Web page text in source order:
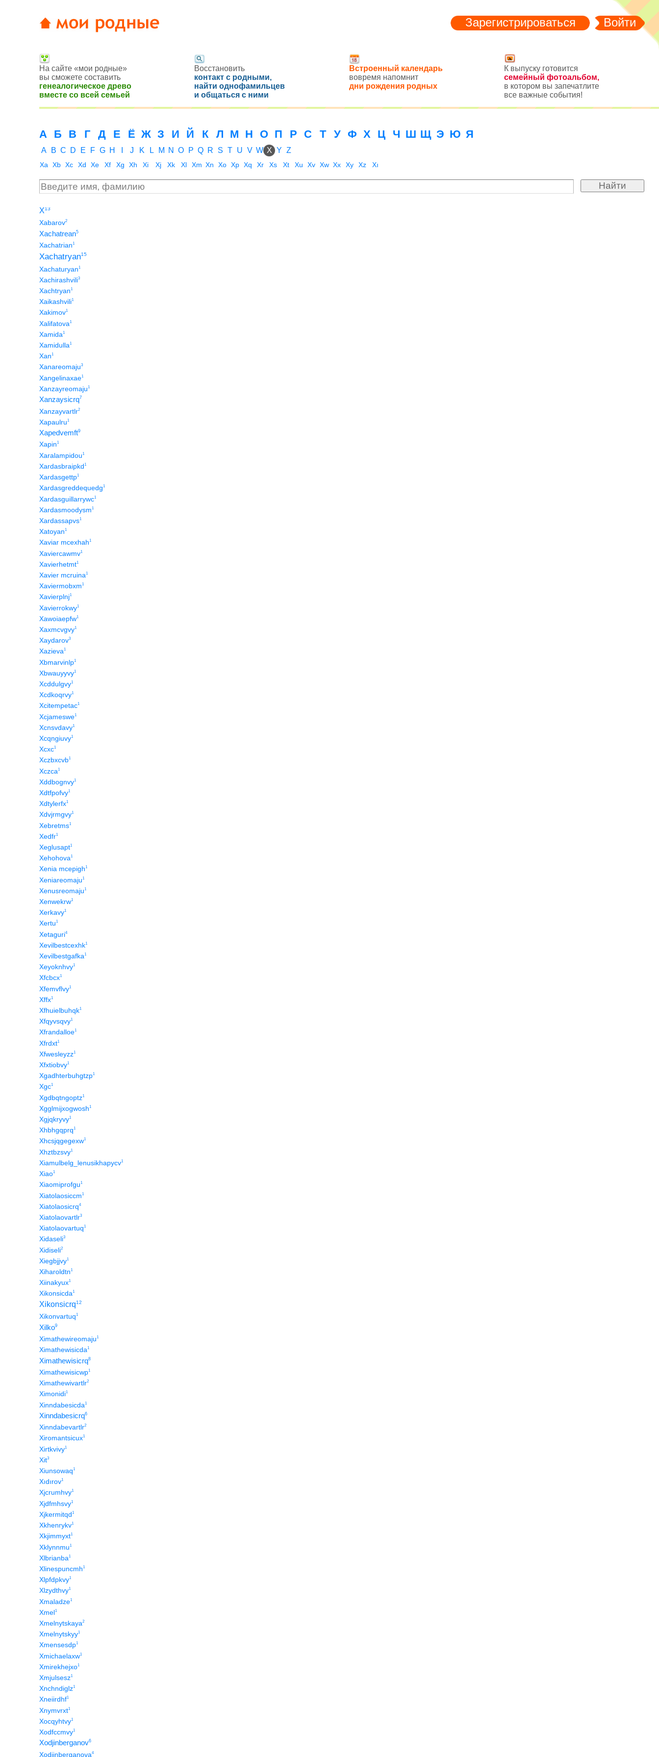
Зарегистрироваться Войти
На сайте «мои родные»
вы сможете составить
генеалогическое древо
вместе со всей семьей
Восстановить
контакт с родными,
найти однофамильцев
и общаться с ними
Встроенный календарь
вовремя напомнит
дни рождения родных
К выпуску готовится
семейный фотоальбом,
в котором вы запечатлите
все важные события!
А Б В Г Д Е Ё Ж З И Й К Л М Н О П Р С Т У Ф Х Ц Ч Ш Щ Э Ю Я
A B C D E F G H J K L M N O P Q R S T U V W X Y Z
Xa Xb Xc Xd Xe Xf Xg Xh Xi Xj Xk Xl Xm Xn Xo Xp Xq Xr Xs Xt Xu Xv Xw Xx Xy Xz Xı
X13
Xabarov2
Xachatrean5
Xachatrian1
Xachatryan15
Xachaturyan1
Xachirashvili3
Xachtryan1
Xaikashvili1
Xakimov1
Xalifatova1
Xamida1
Xamidulla1
Xan1
Xanareomaju3
Xangelinaxae1
Xanzayreomaju1
Xanzaysicrq7
Xanzayvartlr2
Xapaulru1
Xapedvemft9
Xapin1
Xaralampidou1
Xardasbraipkd1
Xardasgettp1
Xardasgreddequedg1
Xardasguillarrywc1
Xardasmoodysm1
Xardassapvs1
Xatoyan1
Xaviar mcexhah1
Xaviercawmv1
Xavierhetmt1
Xavier mcruina1
Xaviermobxm1
Xavierplnj1
Xavierrokwy1
Xawoiaepfw1
Xaxmcvgvy1
Xaydarov3
Xazieva1
Xbmarvinlp1
Xbwauyyvy1
Xcddulgvy1
Xcdkoqrvy1
Xcitempetac1
Xcjameswe1
Xcnsvdavy1
Xcqngiuvy1
Xcxc1
Xczbxcvb1
Xczca1
Xddbognvy1
Xdtfpofvy1
Xdtylerfx1
Xdvjrmgvy1
Xebretms1
Xedfr1
Xeglusapt1
Xehohova1
Xenia mcepigh1
Xeniareomaju1
Xenusreomaju1
Xenwekrw1
Xerkavy1
Xertu1
Xetaguri4
Xevilbestcexhk1
Xevilbestgafka1
Xeyoknhvy1
Xfcbcx1
Xfemvflvy1
Xffx1
Xfhuielbuhqk1
Xfqyvsqvy1
Xfrandalloe1
Xfrdxt1
Xfwesleyzz1
Xfxtiobvy1
Xgadhterbuhgtzp1
Xgc1
Xgdbqtngoptz1
Xgglmijxogwosh1
Xgjqkryvy1
Xhbhgqprq1
Xhcsjqgegexw1
Xhztbzsvy1
Xiamulbelg_lenusikhapycv1
Xiao1
Xiaomiprofgu1
Xiatolaosiccm1
Xiatolaosicrq4
Xiatolaovartlr3
Xiatolaovartuq1
Xidaseli3
Xidiseli2
Xiegbjjvy1
Xiharoldtn1
Xiinakyux1
Xikonsicda1
Xikonsicrq12
Xikonvartuq1
Xilko9
Ximathewireomaju1
Ximathewisicda1
Ximathewisicrq8
Ximathewisicwp1
Ximathewivartlr2
Ximonidi1
Xinndabesicda1
Xinndabesicrq6
Xinndabevartlr2
Xiromantsicux1
Xirtkvivy1
Xit3
Xiunsowaq1
Xıdırov1
Xjcrumhvy1
Xjdfmhsvy1
Xjkermitqd1
Xkhenrykv1
Xkjimmyxt1
Xklynnmu1
Xlbrianba1
Xlinespuncmh1
Xlpfdpkvy1
Xlzydthvy1
Xmaladze1
Xmel1
Xmelnytskaya2
Xmelnytskyy1
Xmensesdp1
Xmichaelaxw1
Xmirekhejxo1
Xmjulsesz1
Xnchndiglz1
Xneiirdhf1
Xnymvrxt1
Xocqyhtvy1
Xodfccmvy1
Xodjinberganov6
Xodjinberganova4